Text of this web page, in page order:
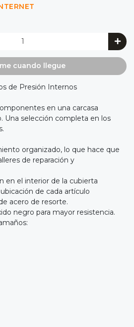
cuando llegue
de Presión Internos
en una carcasa
Una selección completa en los
organizado, lo que hace que
de reparación y
en el interior de la cubierta
de cada artículo
acero de resorte.
negro para mayor resistencia.